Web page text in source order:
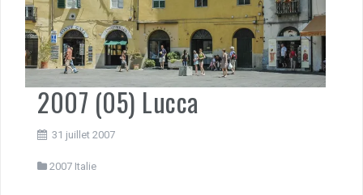
2007 (05) Lucca
31 juillet 2007
2007 Italie